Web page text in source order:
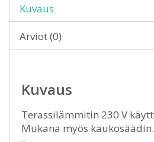
Kuvaus
Arviot (0)
Kuvaus
Terassilämmitin 230 V
Mukana myös